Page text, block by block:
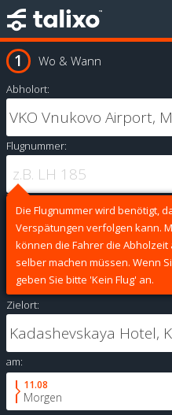
Wo & Wann
Abholort:
Flugnummer:
Die Flugnummer wird benötigt,
Verspätungen verfolgen kann.
können die Fahrer die
selber machen müssen. Wenn
geben Sie bitte 'Kein Flug' an.
Zielort:
am:
11.08
Morgen